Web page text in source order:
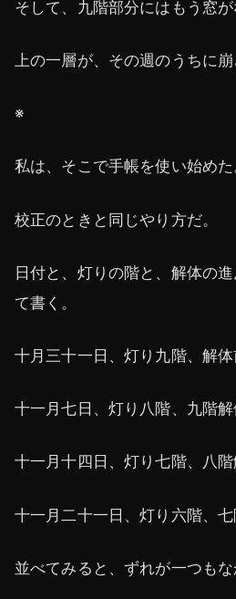
そして、九階部分にはもう窓が
上の一層が、その週のうちに崩
※
私は、そこで手帳を使い始めた
校正のときと同じやり方だ。
日付と、灯りの階と、解体の
て書く。
十月三十一日、灯り九階、解体
十一月七日、灯り八階、九階解
十一月十四日、灯り七階、八階
十一月二十一日、灯り六階、七
並べてみると、ずれが一つもな